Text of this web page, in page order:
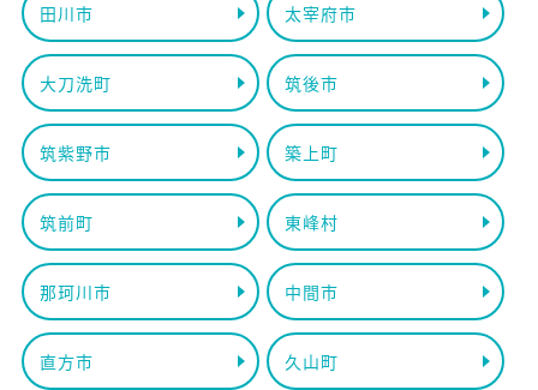
田川市 太宰府市
大刀洗町 筑後市
筑紫野市 築上町
筑前町 東峰村
那珂川市 中間市
直方市 久山町